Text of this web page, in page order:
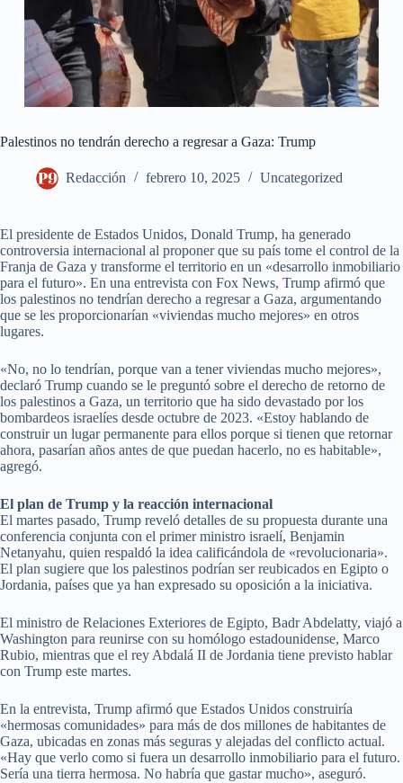
Palestinos no tendrán derecho a regresar a Gaza: Trump
Redacción febrero 10, 2025 Uncategorized
El presidente de Estados Unidos, Donald Trump, ha generado
controversia internacional al proponer que su país tome el control de la
Franja de Gaza y transforme el territorio en un «desarrollo inmobiliario
para el futuro». En una entrevista con Fox News, Trump afirmó que
los palestinos no tendrían derecho a regresar a Gaza, argumentando
que se les proporcionarían «viviendas mucho mejores» en otros
lugares.
«No, no lo tendrían, porque van a tener viviendas mucho mejores»,
declaró Trump cuando se le preguntó sobre el derecho de retorno de
los palestinos a Gaza, un territorio que ha sido devastado por los
bombardeos israelíes desde octubre de 2023. «Estoy hablando de
construir un lugar permanente para ellos porque si tienen que retornar
ahora, pasarían años antes de que puedan hacerlo, no es habitable»,
agregó.
El plan de Trump y la reacción internacional
El martes pasado, Trump reveló detalles de su propuesta durante una
conferencia conjunta con el primer ministro israelí, Benjamin
Netanyahu, quien respaldó la idea calificándola de «revolucionaria».
El plan sugiere que los palestinos podrían ser reubicados en Egipto o
Jordania, países que ya han expresado su oposición a la iniciativa.
El ministro de Relaciones Exteriores de Egipto, Badr Abdelatty, viajó a
Washington para reunirse con su homólogo estadounidense, Marco
Rubio, mientras que el rey Abdalá II de Jordania tiene previsto hablar
con Trump este martes.
En la entrevista, Trump afirmó que Estados Unidos construiría
«hermosas comunidades» para más de dos millones de habitantes de
Gaza, ubicadas en zonas más seguras y alejadas del conflicto actual.
«Hay que verlo como si fuera un desarrollo inmobiliario para el futuro.
Sería una tierra hermosa. No habría que gastar mucho», aseguró.